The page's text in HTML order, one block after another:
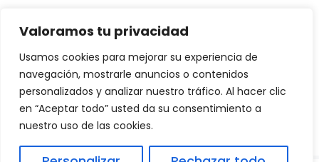
Valoramos tu privacidad
Usamos cookies para mejorar su experiencia de
navegación, mostrarle anuncios o contenidos
personalizados y analizar nuestro tráfico. Al hacer clic
en “Aceptar todo” usted da su consentimiento a
nuestro uso de las cookies.
Otro
Pescado
Recetas